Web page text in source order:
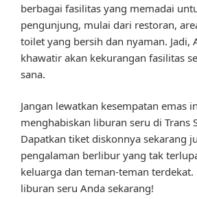
berbagai fasilitas yang memadai
pengunjung, mulai dari restoran,
toilet yang bersih dan nyaman. Jadi,
khawatir akan kekurangan fasilitas
sana.
Jangan lewatkan kesempatan emas
menghabiskan liburan seru di Trans
Dapatkan tiket diskonnya sekarang
pengalaman berlibur yang tak
keluarga dan teman-teman terdekat.
liburan seru Anda sekarang!